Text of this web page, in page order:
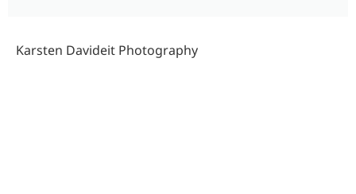
Karsten Davideit Photography